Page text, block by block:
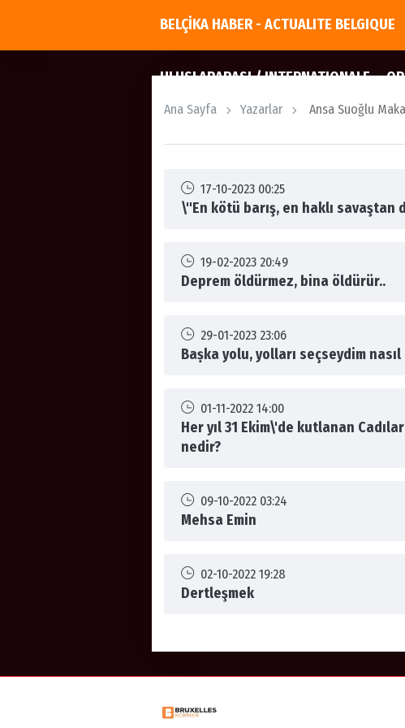
BELÇİKA HABER - ACTUALITE BELGIQUE
ULUSLARARASI / INTERNATIONALE
Ana Sayfa Yazarlar Ansa Suoğlu
17-10-2023 00:25
\"En kötü barış, en haklı savaştan
19-02-2023 20:49
Deprem öldürmez, bina öldürür..
29-01-2023 23:06
Baṣka yolu, yolları seçseydim
01-11-2022 14:00
Her yıl 31 Ekim\'de kutlanan
nedir?
09-10-2022 03:24
Mehsa Emin
02-10-2022 19:28
Dertleşmek